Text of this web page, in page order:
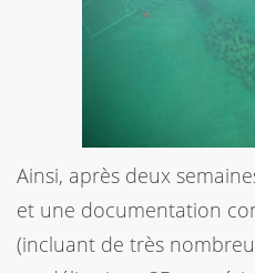
Ainsi, après deux
et une documentation
(incluant de très